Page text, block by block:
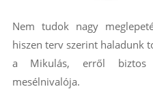
Nem tudok nagy
hiszen terv szerint haladunk
a Mikulás, erről biztos
mesélnivalója.